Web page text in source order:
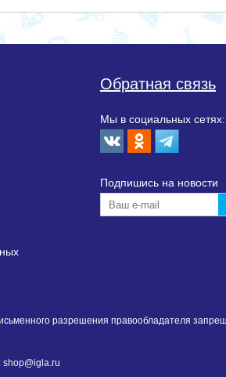
Обратная связь
Мы в социальных сетях:
Подпишиcь на новости
разрешения правообладателя